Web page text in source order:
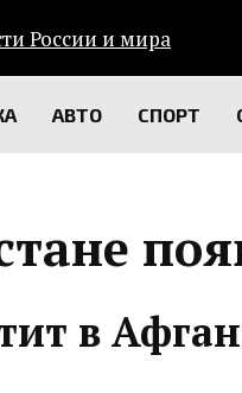
АВТО СПОРТ
в